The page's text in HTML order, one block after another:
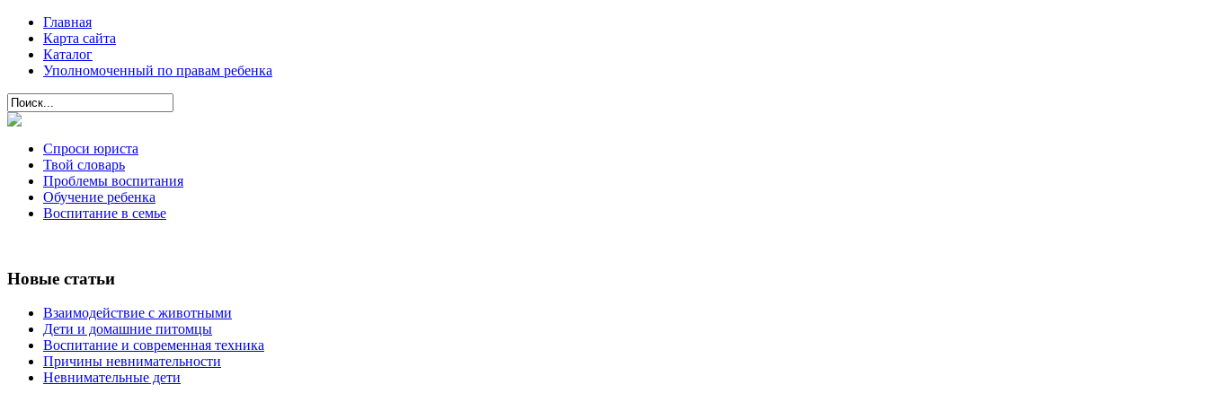
Главная
Карта сайта
Каталог
Уполномоченный по правам ребенка
Спроси юриста
Твой словарь
Проблемы воспитания
Обучение ребенка
Воспитание в семье
Новые статьи
Взаимодействие с животными
Дети и домашние питомцы
Воспитание и современная техника
Причины невнимательности
Невнимательные дети